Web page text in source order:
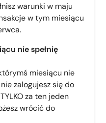
warunki w maju
w tym miesiącu
nie spełnię
miesiącu nie
zalogujesz się do
za ten jeden
wrócić do